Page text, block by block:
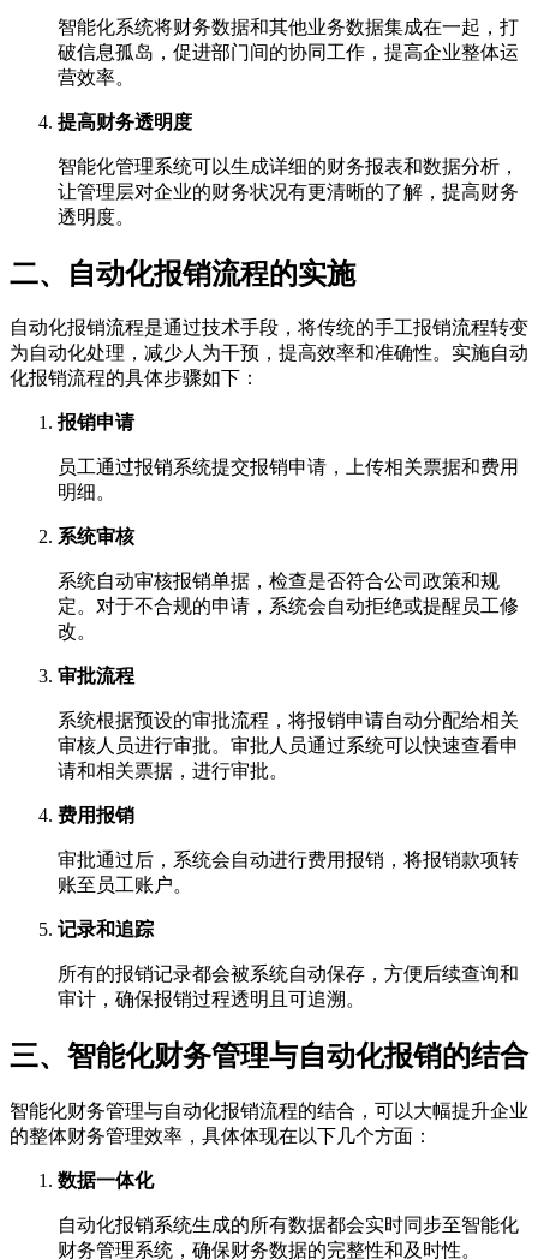
智能化系统将财务数据和其他业务数据集成在一起，打
破信息孤岛，促进部门间的协同工作，提高企业整体运
营效率。
提高财务透明度
智能化管理系统可以生成详细的财务报表和数据分析，
让管理层对企业的财务状况有更清晰的了解，提高财务
透明度。
二、自动化报销流程的实施
自动化报销流程是通过技术手段，将传统的手工报销流程转变
为自动化处理，减少人为干预，提高效率和准确性。实施自动
化报销流程的具体步骤如下：
报销申请
员工通过报销系统提交报销申请，上传相关票据和费用
明细。
系统审核
系统自动审核报销单据，检查是否符合公司政策和规
定。对于不合规的申请，系统会自动拒绝或提醒员工修
改。
审批流程
系统根据预设的审批流程，将报销申请自动分配给相关
审核人员进行审批。审批人员通过系统可以快速查看申
请和相关票据，进行审批。
费用报销
审批通过后，系统会自动进行费用报销，将报销款项转
账至员工账户。
记录和追踪
所有的报销记录都会被系统自动保存，方便后续查询和
审计，确保报销过程透明且可追溯。
三、智能化财务管理与自动化报销的结合
智能化财务管理与自动化报销流程的结合，可以大幅提升企业
的整体财务管理效率，具体体现在以下几个方面：
数据一体化
自动化报销系统生成的所有数据都会实时同步至智能化
财务管理系统，确保财务数据的完整性和及时性。